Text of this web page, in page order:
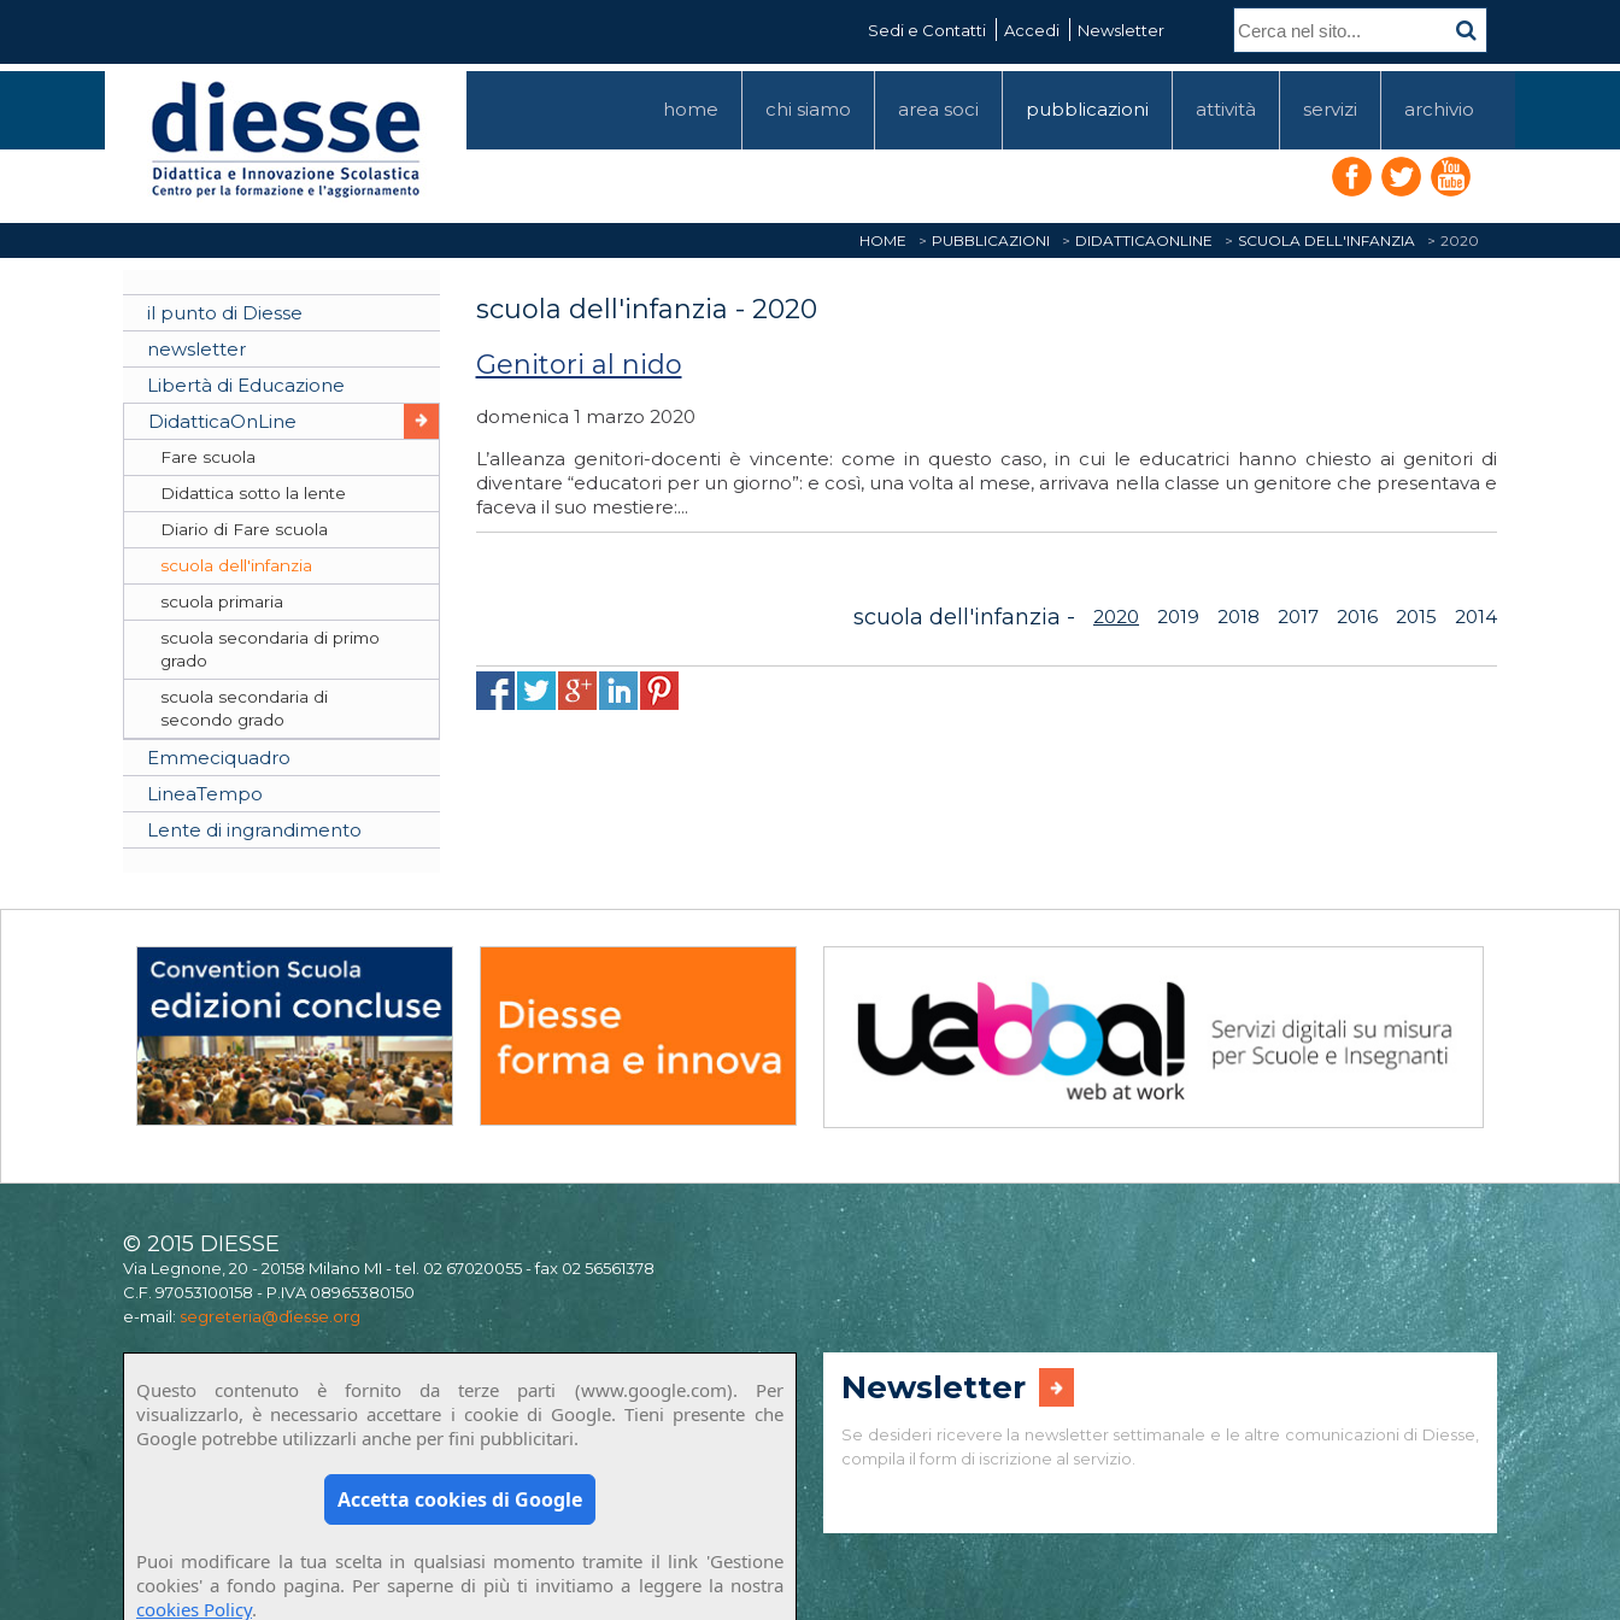
Sedi e Contatti Accedi Newsletter
home chi siamo area soci pubblicazioni attività servizi archivio
HOME PUBBLICAZIONI DIDATTICAONLINE SCUOLA DELL'INFANZIA 2020
il punto di Diesse
newsletter
Libertà di Educazione
DidatticaOnLine
Fare scuola
Didattica sotto la lente
Diario di Fare scuola
scuola dell'infanzia
scuola primaria
scuola secondaria di primo
grado
scuola secondaria di
secondo grado
Emmeciquadro
LineaTempo
Lente di ingrandimento
scuola dell'infanzia - 2020
Genitori al nido
domenica 1 marzo 2020
L’alleanza genitori-docenti è vincente: come in questo caso, in cui le educatrici hanno chiesto ai genitori di
diventare “educatori per un giorno”: e così, una volta al mese, arrivava nella classe un genitore che presentava e
faceva il suo mestiere:...
scuola dell'infanzia - 2020 2019 2018 2017 2016 2015 2014
© 2015 DIESSE
Via Legnone, 20 - 20158 Milano MI - tel. 02 67020055 - fax 02 56561378
C.F. 97053100158 - P.IVA 08965380150
e-mail: segreteria@diesse.org
Questo contenuto è fornito da terze parti (www.google.com). Per
visualizzarlo, è necessario accettare i cookie di Google. Tieni presente che
Google potrebbe utilizzarli anche per fini pubblicitari.
Accetta cookies di Google
Puoi modificare la tua scelta in qualsiasi momento tramite il link 'Gestione
cookies' a fondo pagina. Per saperne di più ti invitiamo a leggere la nostra
cookies Policy.
Newsletter
Se desideri ricevere la newsletter settimanale e le altre comunicazioni di Diesse,
compila il form di iscrizione al servizio.